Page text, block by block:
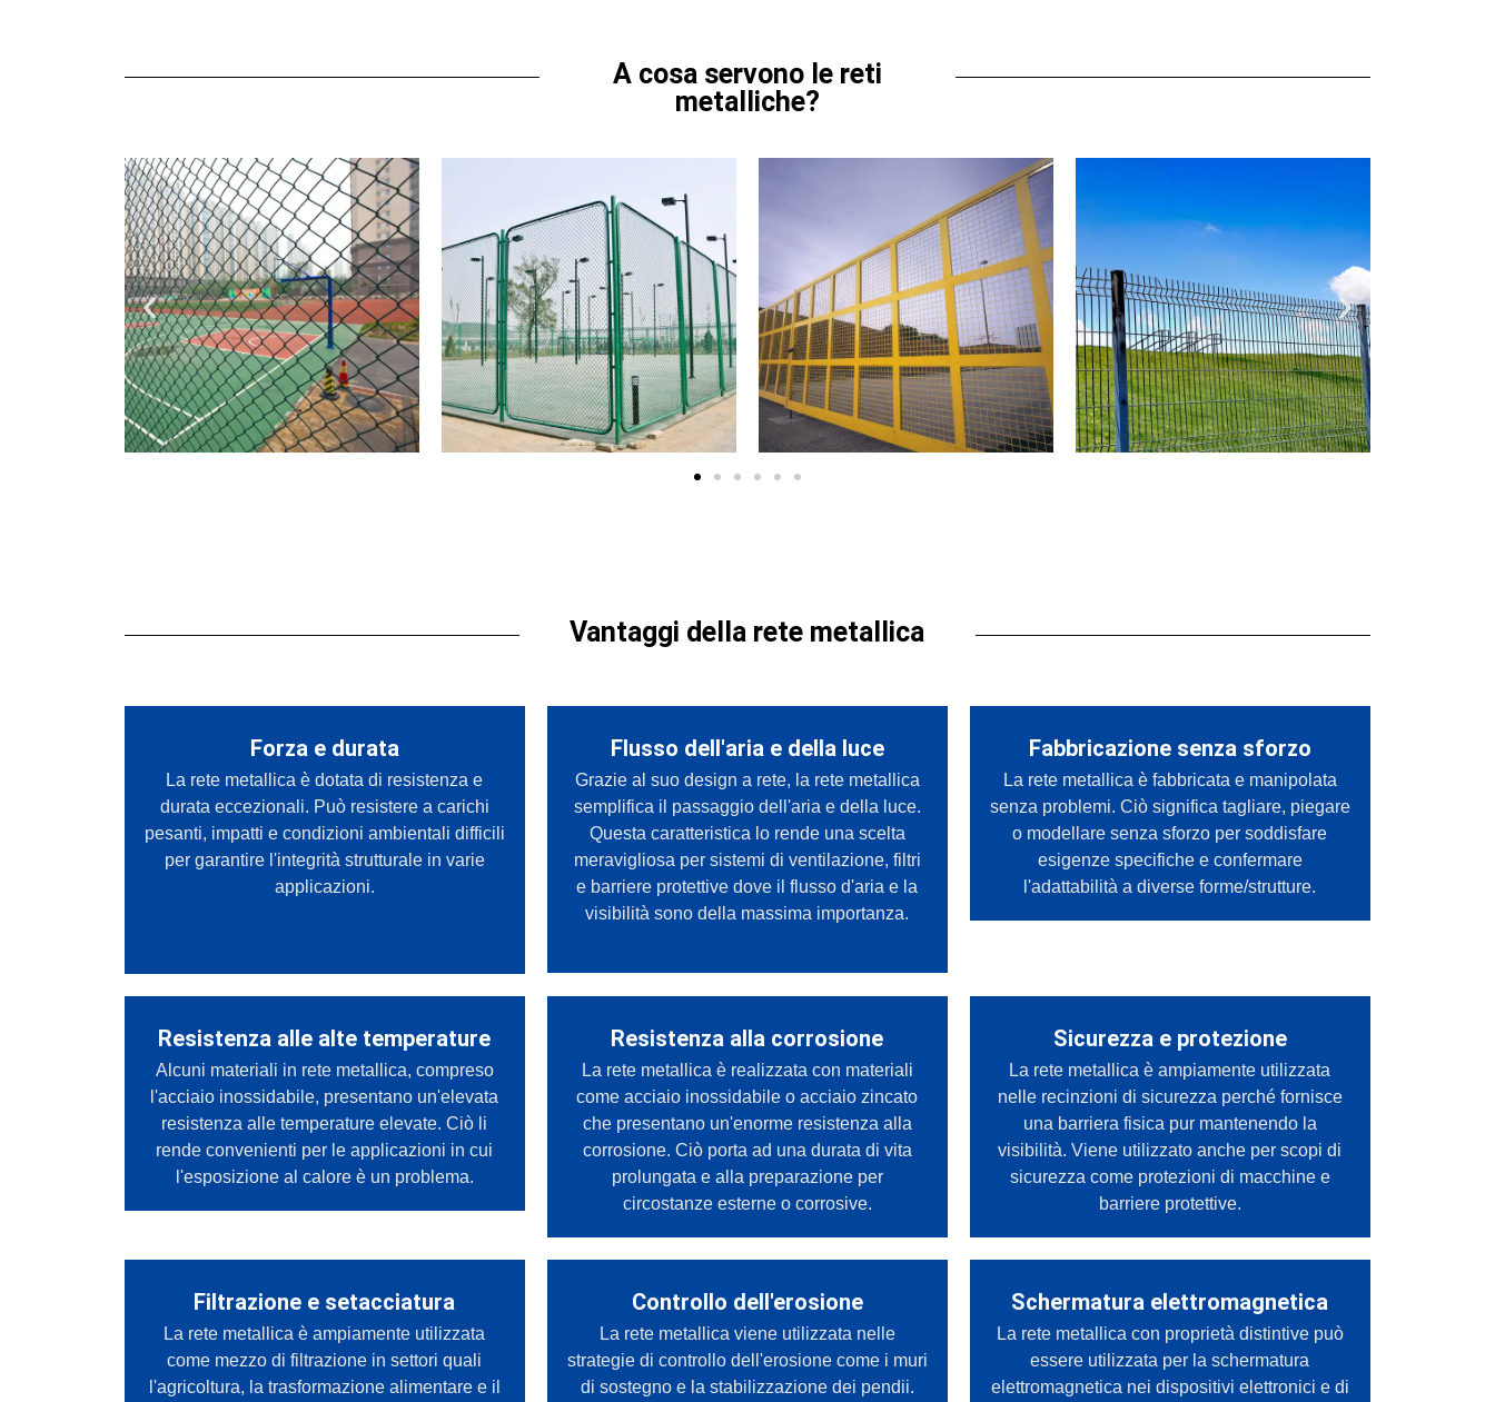
A cosa servono le reti
metalliche?
Vantaggi della rete metallica
Forza e durata
La rete metallica è dotata di resistenza e
durata eccezionali. Può resistere a carichi
pesanti, impatti e condizioni ambientali difficili
per garantire l'integrità strutturale in varie
applicazioni.
Flusso dell'aria e della luce
Grazie al suo design a rete, la rete metallica
semplifica il passaggio dell'aria e della luce.
Questa caratteristica lo rende una scelta
meravigliosa per sistemi di ventilazione, filtri
e barriere protettive dove il flusso d'aria e la
visibilità sono della massima importanza.
Fabbricazione senza sforzo
La rete metallica è fabbricata e manipolata
senza problemi. Ciò significa tagliare, piegare
o modellare senza sforzo per soddisfare
esigenze specifiche e confermare
l'adattabilità a diverse forme/strutture.
Resistenza alle alte temperature
Alcuni materiali in rete metallica, compreso
l'acciaio inossidabile, presentano un'elevata
resistenza alle temperature elevate. Ciò li
rende convenienti per le applicazioni in cui
l'esposizione al calore è un problema.
Resistenza alla corrosione
La rete metallica è realizzata con materiali
come acciaio inossidabile o acciaio zincato
che presentano un'enorme resistenza alla
corrosione. Ciò porta ad una durata di vita
prolungata e alla preparazione per
circostanze esterne o corrosive.
Sicurezza e protezione
La rete metallica è ampiamente utilizzata
nelle recinzioni di sicurezza perché fornisce
una barriera fisica pur mantenendo la
visibilità. Viene utilizzato anche per scopi di
sicurezza come protezioni di macchine e
barriere protettive.
Filtrazione e setacciatura
La rete metallica è ampiamente utilizzata
come mezzo di filtrazione in settori quali
l'agricoltura, la trasformazione alimentare e il
Controllo dell'erosione
La rete metallica viene utilizzata nelle
strategie di controllo dell'erosione come i muri
di sostegno e la stabilizzazione dei pendii.
Schermatura elettromagnetica
La rete metallica con proprietà distintive può
essere utilizzata per la schermatura
elettromagnetica nei dispositivi elettronici e di